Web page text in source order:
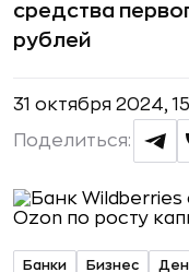
средства
рублей
31 октября 2024,
Поделиться:
Банки Бизнес